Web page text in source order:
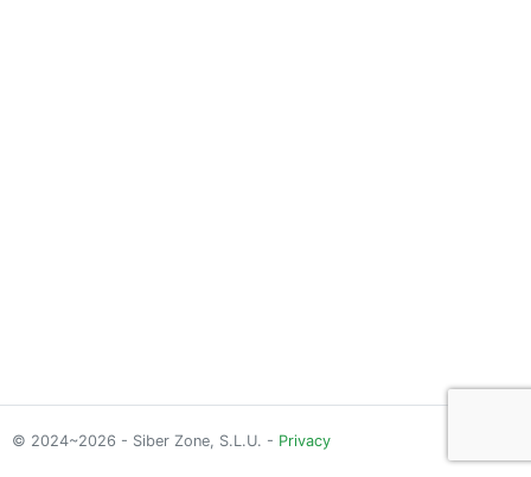
© 2024~2026 - Siber Zone, S.L.U. - Privacy